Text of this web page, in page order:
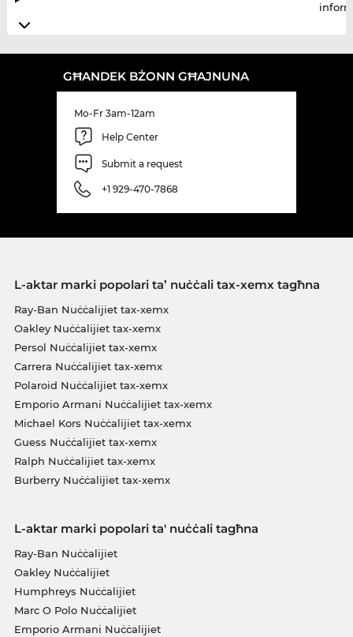
GĦANDEK BŻONN GĦAJNUNA
Mo-Fr 3am-12am
Help Center
Submit a request
+1 929-470-7868
L-aktar marki popolari ta’ nuċċali tax-xemx tagħna
Ray-Ban Nuċċalijiet tax-xemx
Oakley Nuċċalijiet tax-xemx
Persol Nuċċalijiet tax-xemx
Carrera Nuċċalijiet tax-xemx
Polaroid Nuċċalijiet tax-xemx
Emporio Armani Nuċċalijiet tax-xemx
Michael Kors Nuċċalijiet tax-xemx
Guess Nuċċalijiet tax-xemx
Ralph Nuċċalijiet tax-xemx
Burberry Nuċċalijiet tax-xemx
L-aktar marki popolari ta' nuċċali tagħna
Ray-Ban Nuċċalijiet
Oakley Nuċċalijiet
Humphreys Nuċċalijiet
Marc O Polo Nuċċalijiet
Emporio Armani Nuċċalijiet